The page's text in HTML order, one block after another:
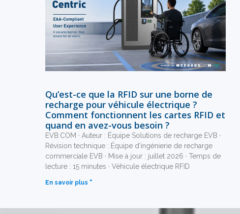
Qu’est-ce que la RFID sur une borne de
recharge pour véhicule électrique ?
Comment fonctionnent les cartes RFID et
quand en avez-vous besoin ?
EVB.COM · Auteur : Équipe Solutions de recharge EVB ·
Révision technique : Équipe d’ingénierie de recharge
commerciale EVB · Mise à jour : juillet 2026 · Temps de
lecture : 15 minutes · Véhicule électrique RFID
En savoir plus "